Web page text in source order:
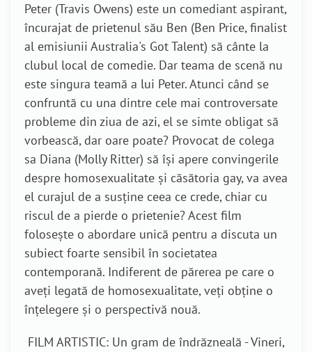
Peter (Travis Owens) este un comediant aspirant,
încurajat de prietenul său Ben (Ben Price, finalist
al emisiunii Australia's Got Talent) să cânte la
clubul local de comedie. Dar teama de scenă nu
este singura teamă a lui Peter. Atunci când se
confruntă cu una dintre cele mai controversate
probleme din ziua de azi, el se simte obligat să
vorbească, dar oare poate? Provocat de colega
sa Diana (Molly Ritter) să își apere convingerile
despre homosexualitate și căsătoria gay, va avea
el curajul de a susține ceea ce crede, chiar cu
riscul de a pierde o prietenie? Acest film
folosește o abordare unică pentru a discuta un
subiect foarte sensibil în societatea
contemporană. Indiferent de părerea pe care o
aveți legată de homosexualitate, veți obține o
înțelegere și o perspectivă nouă.
FILM ARTISTIC: Un gram de îndrăzneală - Vineri,